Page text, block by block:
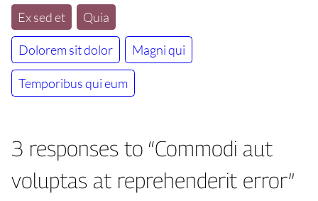
Ex sed et
Quia
Dolorem sit dolor Magni qui
Temporibus qui eum
3 responses to “Commodi aut
voluptas at reprehenderit error”